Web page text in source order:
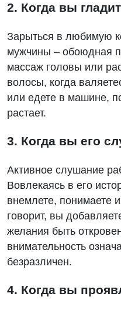
2. Когда вы
Зарыться в любимую
мужчины – обоюдная
массаж головы или
волосы, когда
или едете в машине,
растает.
3. Когда вы его
Активное слушание
Вовлекаясь в его
внемлете, понимаете
говорит, вы
желания быть
внимательность
безразличен.
4. Когда вы